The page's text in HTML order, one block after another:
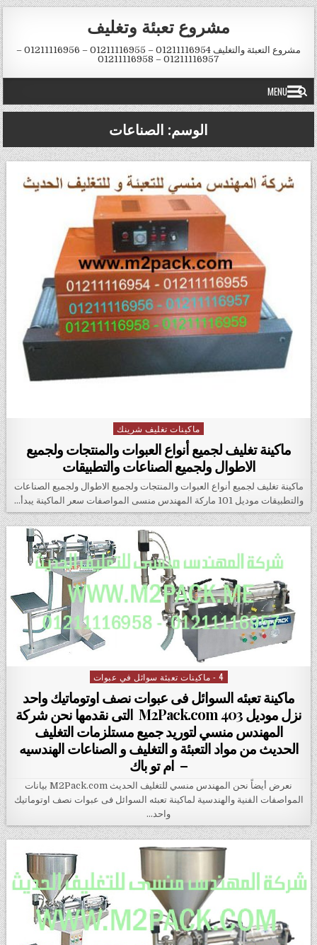
Skip to content
مشروع تعبئة وتغليف
مشروع التعبئة والتغليف 01211116954 – 01211116955 – 01211116956 –
01211116957 – 01211116958
MENU
الوسم: الصناعات
Posted in
ماكينات تغليف شرينك
ماكينة تغليف لجميع أنواع العبوات والمنتجات ولجميع
الاطوال ولجميع الصناعات والتطبيقات
ماكينة تغليف لجميع أنواع العبوات والمنتجات ولجميع الاطوال ولجميع الصناعات
والتطبيقات موديل 101 ماركة المهندس منسى المواصفات سعر الماكينة يبدأ…
Posted in
4 - ماكينات تعبئة سوائل في عبوات
ماكينة تعبئه السوائل فى عبوات نصف اوتوماتيك واحد
نزل موديل M2Pack.com 403 التى نقدمها نحن شركة
المهندس منسي لتوريد جميع مستلزمات التغليف
الحديث من مواد التعبئة و التغليف و الصناعات الهندسيه
– ام تو باك
نعرض أيضاً نحن المهندس منسي للتغليف الحديث M2Pack.com بيانات
المواصفات الفنية والهندسية لماكينة تعبئه السوائل فى عبوات نصف اوتوماتيك
واحد…